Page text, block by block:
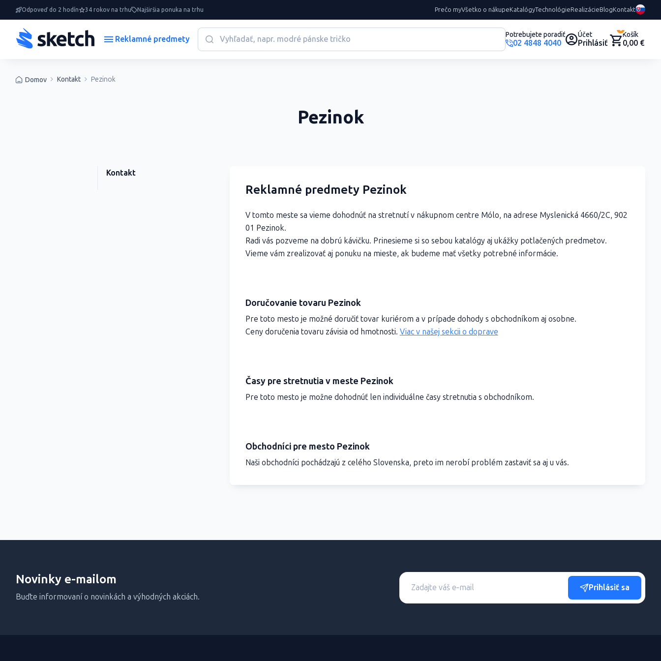
Odpoveď do 2 hodín 34 rokov na trhu Najširšia ponuka na trhu Prečo myVšetko o nákupeKatalógyTechnológieRealizácieBlogKontakt
Reklamné predmety Potrebujete poradiť
02 4848 4040
Účet
Prihlásiť
0
Košík
0,00 €
Domov Kontakt Pezinok
Pezinok
Kontakt
Reklamné predmety Pezinok
V tomto meste sa vieme dohodnúť na stretnutí v nákupnom centre Mólo, na adrese Myslenická 4660/2C, 902
01 Pezinok.
Radi vás pozveme na dobrú kávičku. Prinesieme si so sebou katalógy aj ukážky potlačených predmetov.
Vieme vám zrealizovať aj ponuku na mieste, ak budeme mať všetky potrebné informácie.
Doručovanie tovaru Pezinok
Pre toto mesto je možné doručiť tovar kuriérom a v prípade dohody s obchodníkom aj osobne.
Ceny doručenia tovaru závisia od hmotnosti. Viac v našej sekcii o doprave
Časy pre stretnutia v meste Pezinok
Pre toto mesto je možne dohodnúť len individuálne časy stretnutia s obchodníkom.
Obchodníci pre mesto Pezinok
Naši obchodníci pochádzajú z celého Slovenska, preto im nerobí problém zastaviť sa aj u vás.
Novinky e-mailom
Buďte informovaní o novinkách a výhodných akciách.
Prihlásiť sa